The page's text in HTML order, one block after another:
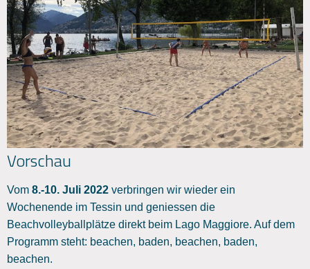
Vorschau
Vom 8.-10. Juli 2022 verbringen wir wieder ein
Wochenende im Tessin und geniessen die
Beachvolleyballplätze direkt beim Lago Maggiore. Auf dem
Programm steht: beachen, baden, beachen, baden,
beachen.